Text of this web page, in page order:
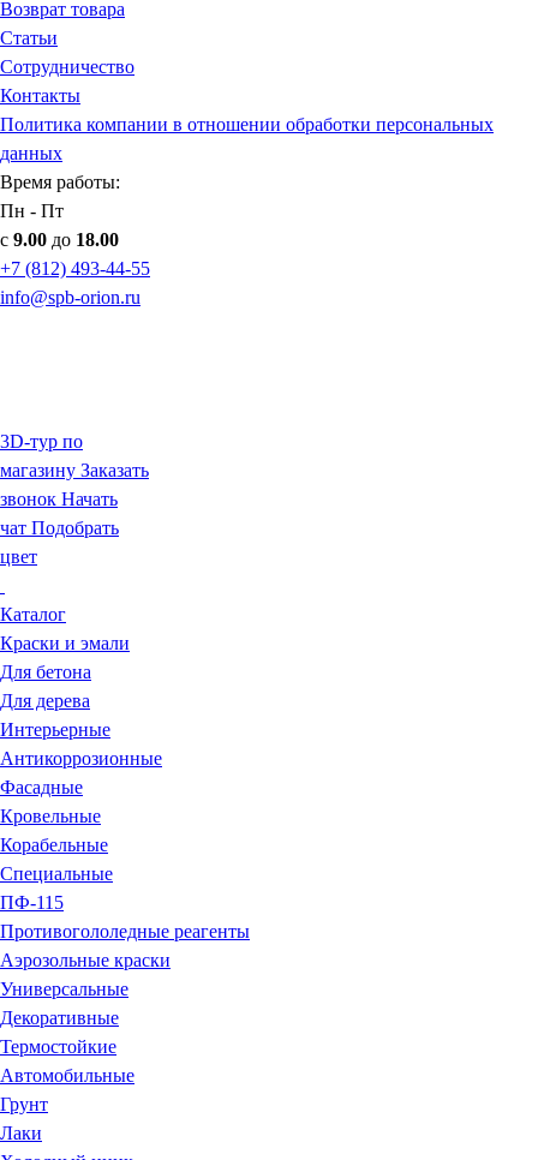
Возврат товара
Статьи
Сотрудничество
Контакты
Политика компании в отношении обработки персональных
данных
Время работы:
Пн - Пт
с 9.00 до 18.00
+7 (812) 493-44-55
info@spb-orion.ru
3D-тур по
магазину Заказать
звонок Начать
чат Подобрать
цвет
Каталог
Краски и эмали
Для бетона
Для дерева
Интерьерные
Антикоррозионные
Фасадные
Кровельные
Корабельные
Специальные
ПФ-115
Противогололедные реагенты
Аэрозольные краски
Универсальные
Декоративные
Термостойкие
Автомобильные
Грунт
Лаки